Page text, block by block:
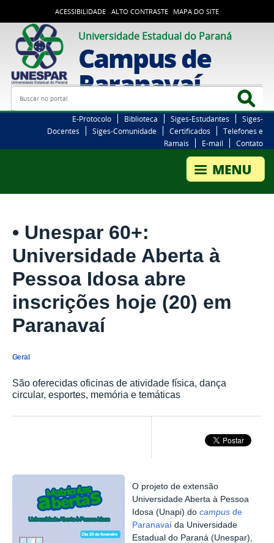
ACESSIBILIDADE ALTO CONTRASTE MAPA DO SITE
Universidade Estadual do Paraná
Campus de
Paranavaí
Busca
E-Protocolo Biblioteca Siges-Estudantes
Siges-
Docentes
Siges-Comunidade Certificados
Telefones e
Ramais
E-mail Contato
• Unespar 60+:
Universidade Aberta à
Pessoa Idosa abre
inscrições hoje (20) em
Paranavaí
Geral
São oferecidas oficinas de atividade física, dança
circular, esportes, memória e temáticas
O projeto de extensão
Universidade Aberta à Pessoa
Idosa (Unapi) docampus de
Paranavaí da Universidade
Estadual do Paraná (Unespar),